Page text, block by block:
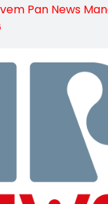
Pan News